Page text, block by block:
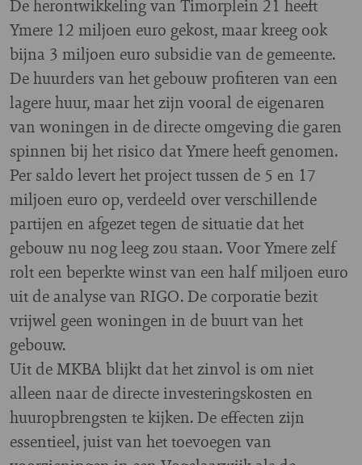
De herontwikkeling van Timorplein 21 heeft
Ymere 12 miljoen euro gekost, maar kreeg ook
bijna 3 miljoen euro subsidie van de gemeente.
De huurders van het gebouw profiteren van een
lagere huur, maar het zijn vooral de eigenaren
van woningen in de directe omgeving die garen
spinnen bij het risico dat Ymere heeft genomen.
Per saldo levert het project tussen de 5 en 17
miljoen euro op, verdeeld over verschillende
partijen en afgezet tegen de situatie dat het
gebouw nu nog leeg zou staan. Voor Ymere zelf
rolt een beperkte winst van een half miljoen euro
uit de analyse van RIGO. De corporatie bezit
vrijwel geen woningen in de buurt van het
gebouw.
Uit de MKBA blijkt dat het zinvol is om niet
alleen naar de directe investeringskosten en
huuropbrengsten te kijken. De effecten zijn
essentieel, juist van het toevoegen van